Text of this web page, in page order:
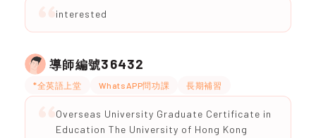
interested
導師編號36432
*全英語上堂 WhatsAPP問功課 長期補習
Overseas University Graduate Certificate in
Education The University of Hong Kong